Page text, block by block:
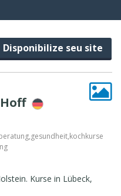
Disponibilize seu site
,gesundheit,kochkurse
Kurse in Lübeck,